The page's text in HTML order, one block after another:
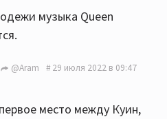
музыка Queen
@Aram 29 июля 2022 в 09:47
место между Куин,